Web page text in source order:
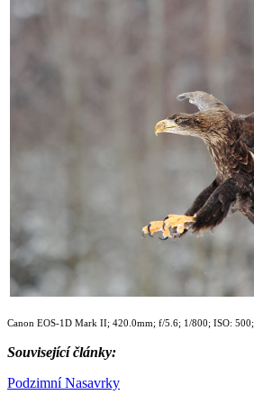
Canon EOS-1D Mark II; 420.0mm; f/5.6; 1/800; ISO: 500;
Související články:
Podzimní Nasavrky